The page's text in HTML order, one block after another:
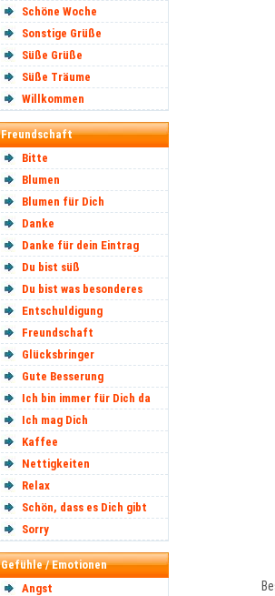
Schöne Woche
Sonstige Grüße
Süße Grüße
Süße Träume
Willkommen
Freundschaft
Bitte
Blumen
Blumen für Dich
Danke
Danke für dein Eintrag
Du bist süß
Du bist was besonderes
Entschuldigung
Freundschaft
Glücksbringer
Gute Besserung
Ich bin immer für Dich da
Ich mag Dich
Kaffee
Nettigkeiten
Relax
Schön, dass es Dich gibt
Sorry
Gefühle / Emotionen
Angst